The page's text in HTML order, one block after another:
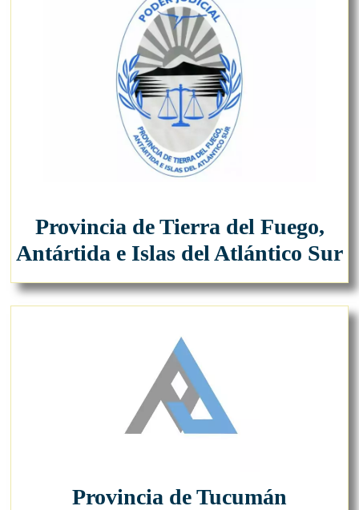
Provincia de Tierra del Fuego,
Antártida e Islas del Atlántico Sur
Provincia de Tucumán